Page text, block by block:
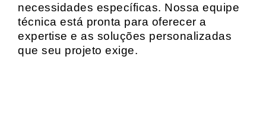
necessidades específicas. Nossa equipe
técnica está pronta para oferecer a
expertise e as soluções personalizadas
que seu projeto exige.